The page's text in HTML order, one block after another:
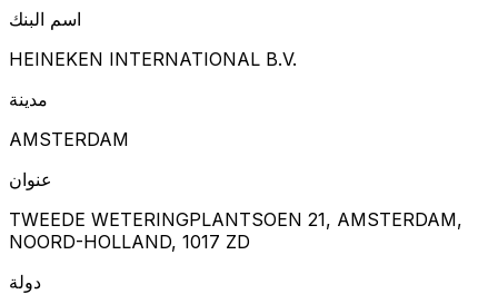
اسم البنك
HEINEKEN INTERNATIONAL B.V.
مدينة
AMSTERDAM
عنوان
TWEEDE WETERINGPLANTSOEN 21, AMSTERDAM,
NOORD-HOLLAND, 1017 ZD
دولة